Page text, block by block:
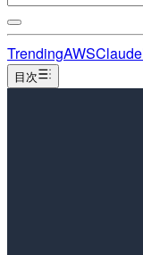
TrendingAWSClaude
目次